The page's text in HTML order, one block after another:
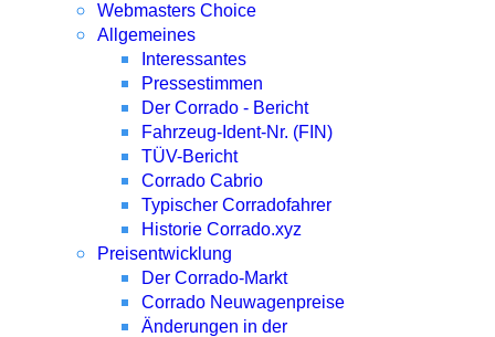
Webmasters Choice
Allgemeines
Interessantes
Pressestimmen
Der Corrado - Bericht
Fahrzeug-Ident-Nr. (FIN)
TÜV-Bericht
Corrado Cabrio
Typischer Corradofahrer
Historie Corrado.xyz
Preisentwicklung
Der Corrado-Markt
Corrado Neuwagenpreise
Änderungen in der